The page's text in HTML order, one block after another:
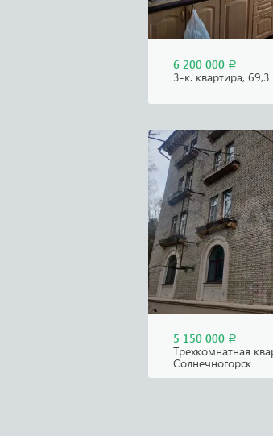
6 200 000 Р
3-к. квартира,
5 150 000 Р
Трехкомнатная
Солнечногорск